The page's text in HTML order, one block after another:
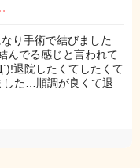
り手術で結びました
んでる感じと言われて
退院したくてしたくて
した…順調が良くて退